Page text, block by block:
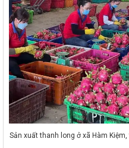
Sản xuất thanh long ở xã Hàm